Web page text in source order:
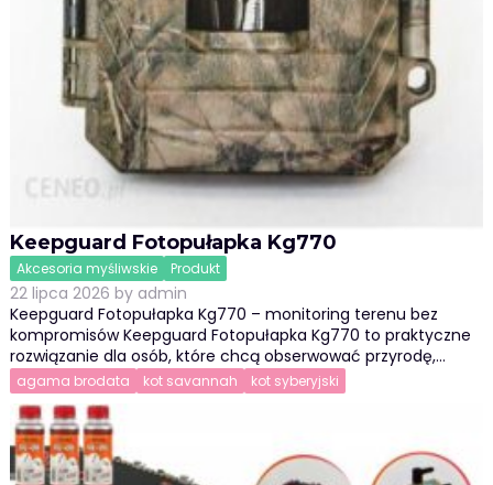
Keepguard Fotopułapka Kg770
Akcesoria myśliwskie Produkt
22 lipca 2026 by admin
Keepguard Fotopułapka Kg770 – monitoring terenu bez
kompromisów Keepguard Fotopułapka Kg770 to praktyczne
rozwiązanie dla osób, które chcą obserwować przyrodę,…
agama brodata kot savannah kot syberyjski